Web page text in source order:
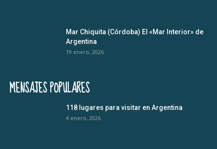
Mar Chiquita (Córdoba) El «Mar Interior» de
Argentina
19 enero, 2026
MENSAJES POPULARES
118 lugares para visitar en Argentina
4 enero, 2026